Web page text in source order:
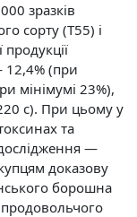
зразків
сорту (T55) і
продукції
12,4% (при
мінімумі 23%),
с). При цьому у
та
—
доказову
борошна